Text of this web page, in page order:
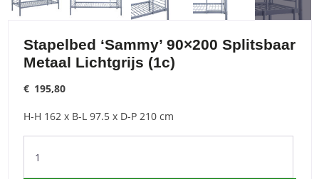
Stapelbed ‘Sammy’ 90×200 Splitsbaar
Metaal Lichtgrijs (1c)
€ 195,80
H-H 162 x B-L 97.5 x D-P 210 cm
'Sammy'